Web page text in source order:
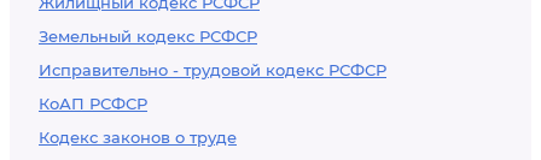
Земельный кодекс РСФСР
Исправительно - трудовой кодекс РСФСР
КоАП РСФСР
Кодекс законов о труде